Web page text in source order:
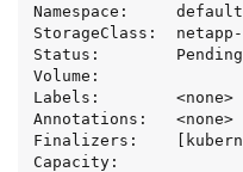
Namespace:     default
StorageClass:
Status:        Pending
Volume:
Labels:        <none>
Annotations:   <none>
Finalizers:
Capacity: